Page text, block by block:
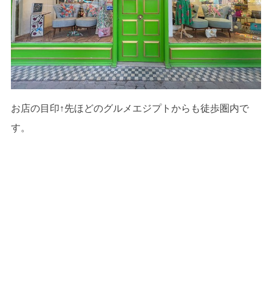
お店の目印↑先ほどのグルメエジプトからも徒歩圏内で
す。